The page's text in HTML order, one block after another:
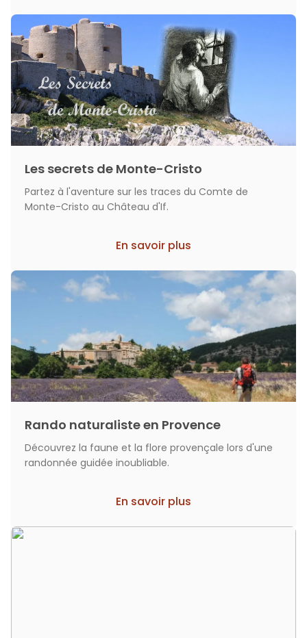
Les secrets de Monte-Cristo
Partez à l'aventure sur les traces du Comte de
Monte-Cristo au Château d'If.
En savoir plus
Rando naturaliste en Provence
Découvrez la faune et la flore provençale lors d'une
randonnée guidée inoubliable.
En savoir plus